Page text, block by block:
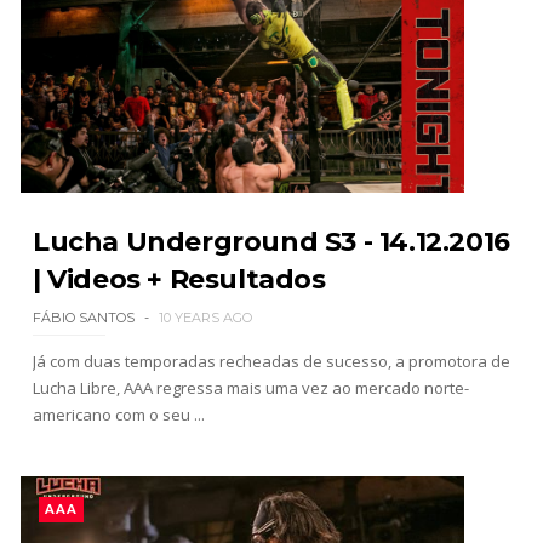
WWE: Bianca Belair e Montez Ford dão as boas-
vindas ao primeiro filho
SCSA867-Aug 05 2026
WWE: Brock Lesnar confirma que se retirou no
SummerSlam
SCSA867-Aug 05 2026
VIOLÊNCIA DESMEDIDA NO RAW: Jacob Fatu
destrói Royce Keys em Street Fight e troca
Unknown-Aug 05 2026
Lucha Underground S3 - 14.12.2016
| Videos + Resultados
FÁBIO SANTOS 10 YEARS AGO
Já com duas temporadas recheadas de sucesso, a promotora de
Lucha Libre, AAA regressa mais uma vez ao mercado norte-
americano com o seu ...
AAA